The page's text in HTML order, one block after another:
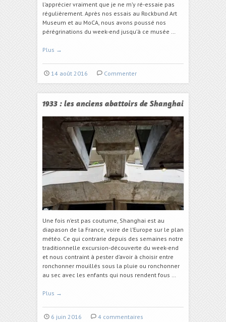
l’apprécier vraiment que je ne m’y ré-essaie pas
régulièrement. Après nos essais au Rockbund Art
Museum et au MoCA, nous avons poussé nos
pérégrinations du week-end jusqu’à ce musée …
Plus →
14 août 2016 Commenter
1933 : les anciens abattoirs de Shanghai
Une fois n’est pas coutume, Shanghai est au
diapason de la France, voire de l’Europe sur le plan
météo. Ce qui contrarie depuis des semaines notre
traditionnelle excursion-découverte du week-end
et nous contraint à pester d’avoir à choisir entre
ronchonner mouillés sous la pluie ou ronchonner
au sec avec les enfants qui nous rendent fous …
Plus →
6 juin 2016 4 commentaires